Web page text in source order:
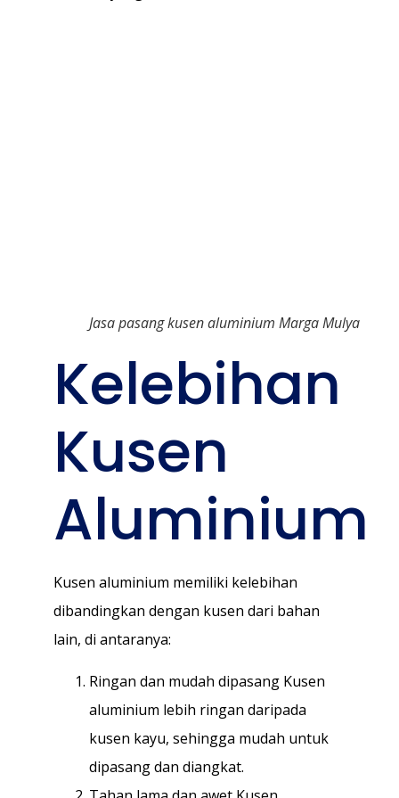
Jasa pasang kusen aluminium Marga Mulya
Kelebihan
Kusen
Aluminium
Kusen aluminium memiliki kelebihan
dibandingkan dengan kusen dari bahan
lain, di antaranya:
Ringan dan mudah dipasang Kusen
aluminium lebih ringan daripada
kusen kayu, sehingga mudah untuk
dipasang dan diangkat.